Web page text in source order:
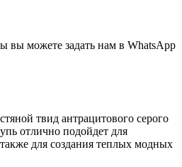
вы можете задать нам в WhatsApp
твид антрацитового серого
отлично подойдет для
для создания теплых модных